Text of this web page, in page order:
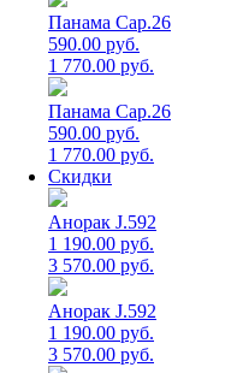
Панама Cap.26
590.00 руб.
1 770.00 руб.
Панама Cap.26
590.00 руб.
1 770.00 руб.
Скидки
Анорак J.592
1 190.00 руб.
3 570.00 руб.
Анорак J.592
1 190.00 руб.
3 570.00 руб.